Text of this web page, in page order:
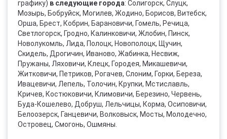
графику) в следующие города: Солигорск, Слуцк,
Мозырь, Бобруйск, Могилев, Жодино, Борисов, Витебск,
Орша, Брест, Кобрин, Барановичи, Гомель, Речица,
Светлогорск, Гродно, Калинковичи, Жлобин, Пинск,
Новолукомль, Лида, Полоцк, Новополоцк, Щучин,
Скидель, Дрогичин, Иваново, Жабинка, Несвиж,
Пружаны, Ляховичи, Клецк, Городея, Микашевичи,
Житковичи, Петриков, Рогачев, Слоним, Горки, Береза,
Ивацевичи, Лепель, Толочин, Крупки, Мстиславль,
Кричев, Костюковичи, Климовичи, Березино, Червень,
Буда-Кошелево, Добруш, Лельчицы, Корма, Осиповичи,
Белоозерск, Ганцевичи, Волковыск, Мосты, Молодечно,
Островец, Смогонь, Ошмяны.